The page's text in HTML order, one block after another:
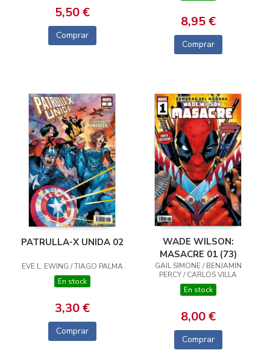
5,50 €
Comprar
8,95 €
Comprar
PATRULLA-X UNIDA 02
EVE L. EWING / TIAGO PALMA
En stock
3,30 €
Comprar
WADE WILSON:
MASACRE 01 (73)
GAIL SIMONE / BENJAMIN
PERCY / CARLOS VILLA
En stock
8,00 €
Comprar